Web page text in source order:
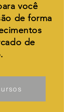
você
de forma
de